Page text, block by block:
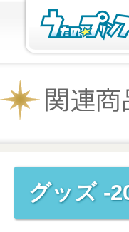
グッズ -